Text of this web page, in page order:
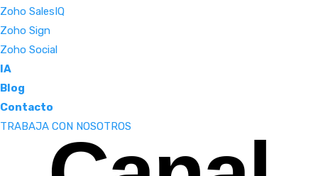
Zoho SalesIQ
Zoho Sign
Zoho Social
IA
Blog
Contacto
TRABAJA CON NOSOTROS